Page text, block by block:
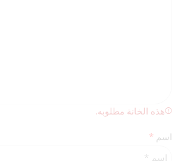
هذه الخانة مطلوبه.
اسم *